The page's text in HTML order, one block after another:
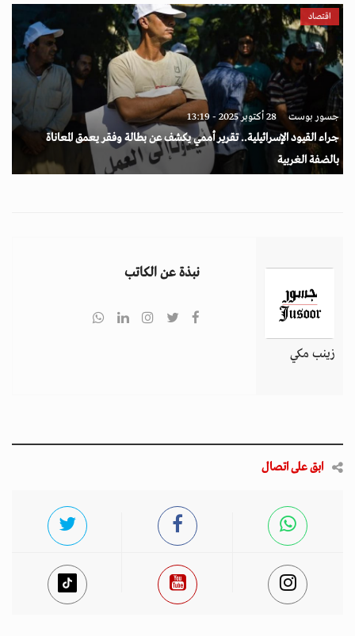
اقتصاد
جسور بوست 28 أكتوبر 2025 - 13:19
جراء القيود الإسرائيلية.. تقرير أممي يكشف عن بطالة وفقر يعمق المعاناة
بالضفة الغربية
زينب مكي
نبذة عن الكاتب
ابق على اتصال